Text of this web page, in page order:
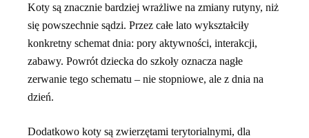
Koty są znacznie bardziej wrażliwe na zmiany rutyny, niż
się powszechnie sądzi. Przez całe lato wykształciły
konkretny schemat dnia: pory aktywności, interakcji,
zabawy. Powrót dziecka do szkoły oznacza nagłe
zerwanie tego schematu – nie stopniowe, ale z dnia na
dzień.
Dodatkowo koty są zwierzętami terytorialnymi, dla